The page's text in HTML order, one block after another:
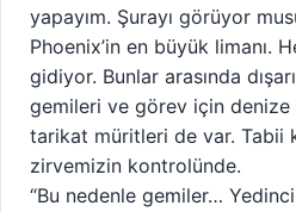
yapayım. Şurayı görüyor
Phoenix’in en büyük limanı.
gidiyor. Bunlar arasında
gemileri ve görev için denize
tarikat müritleri de var. Tabii
zirvemizin kontrolünde.
“Bu nedenle gemiler…